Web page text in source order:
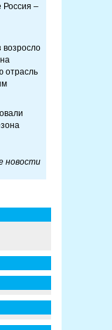
Россия –
возросло
отрасль
новости